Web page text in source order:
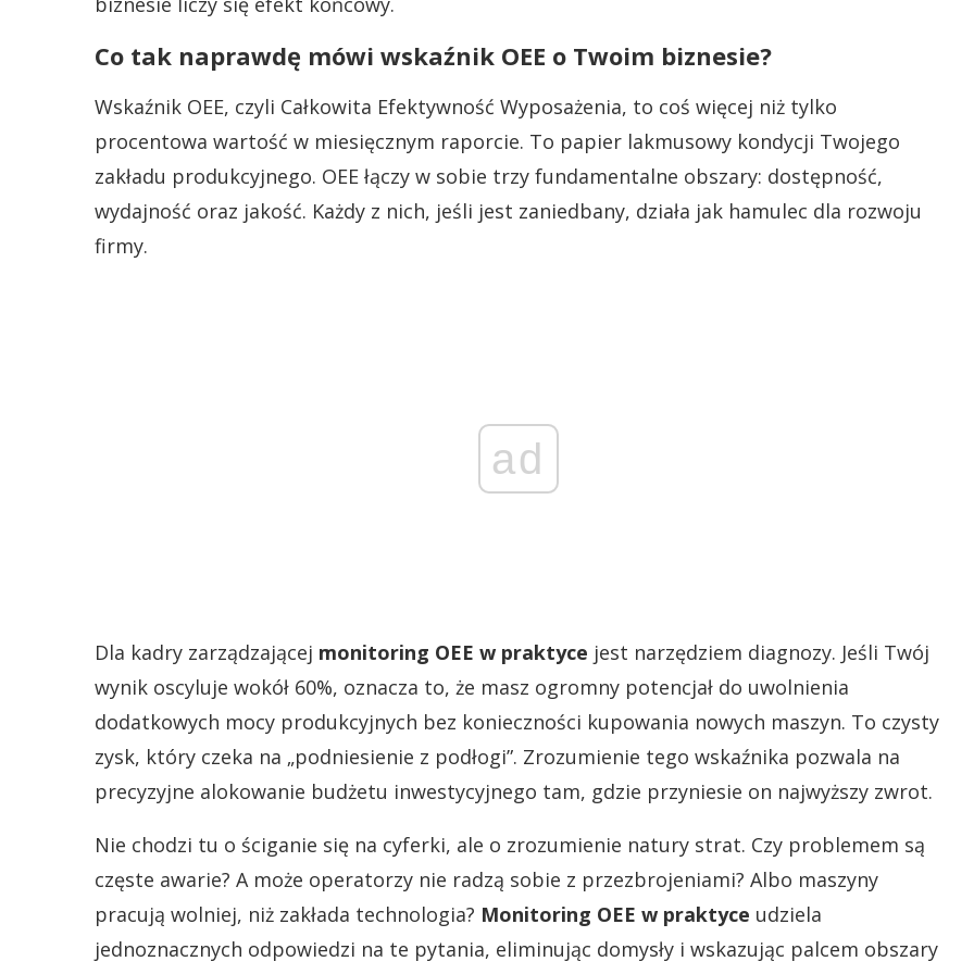
Co tak naprawdę mówi wskaźnik OEE o Twoim biznesie?
Wskaźnik OEE, czyli Całkowita Efektywność Wyposażenia, to coś więcej niż tylko
procentowa wartość w miesięcznym raporcie. To papier lakmusowy kondycji Twojego
zakładu produkcyjnego. OEE łączy w sobie trzy fundamentalne obszary: dostępność,
wydajność oraz jakość. Każdy z nich, jeśli jest zaniedbany, działa jak hamulec dla rozwoju
firmy.
ad
Dla kadry zarządzającej monitoring OEE w praktyce jest narzędziem diagnozy. Jeśli Twój
wynik oscyluje wokół 60%, oznacza to, że masz ogromny potencjał do uwolnienia
dodatkowych mocy produkcyjnych bez konieczności kupowania nowych maszyn. To czysty
zysk, który czeka na „podniesienie z podłogi”. Zrozumienie tego wskaźnika pozwala na
precyzyjne alokowanie budżetu inwestycyjnego tam, gdzie przyniesie on najwyższy zwrot.
Nie chodzi tu o ściganie się na cyferki, ale o zrozumienie natury strat. Czy problemem są
częste awarie? A może operatorzy nie radzą sobie z przezbrojeniami? Albo maszyny
pracują wolniej, niż zakłada technologia? Monitoring OEE w praktyce udziela
jednoznacznych odpowiedzi na te pytania, eliminując domysły i wskazując palcem obszary